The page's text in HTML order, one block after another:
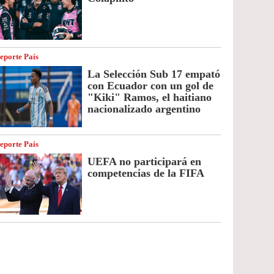
País
La Selección Sub 17 empató
con Ecuador con un gol de
"Kiki" Ramos, el haitiano
nacionalizado argentino
País
UEFA no participará en
competencias de la FIFA